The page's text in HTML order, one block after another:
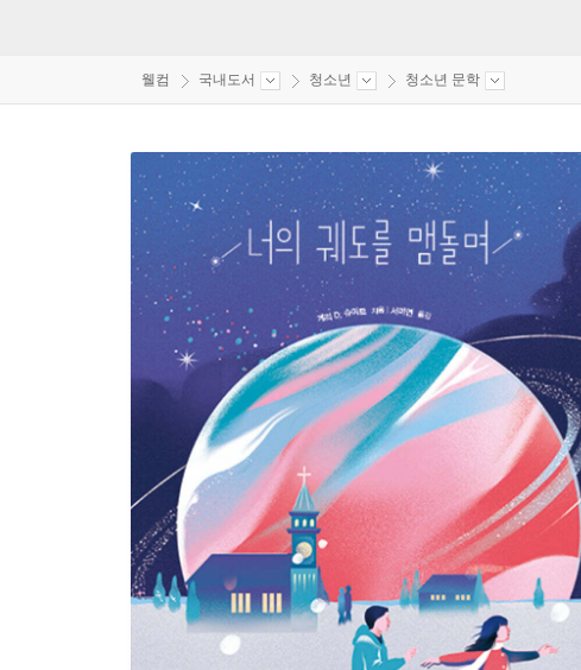
웰컴 국내도서 청소년 청소년 문학